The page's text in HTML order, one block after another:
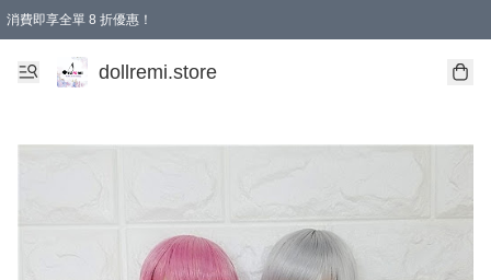
消費即享全單 8 折優惠！
購物滿 HKD 1500.00即享免運費優惠！（適用於 本地送貨、本地取貨、國際送貨 )
dollremi.store